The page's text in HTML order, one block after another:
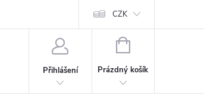
Vrácení, výměna nebo
CZK
Přihlášení
NÁKUPNÍ
Prázdný košík